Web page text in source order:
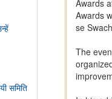
समिति